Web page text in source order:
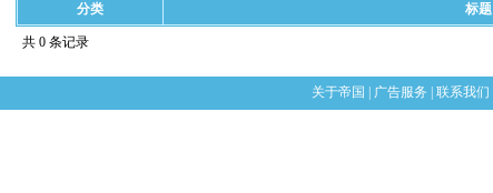
分类 标题
共 0 条记录
关于帝国 广告服务 联系我们